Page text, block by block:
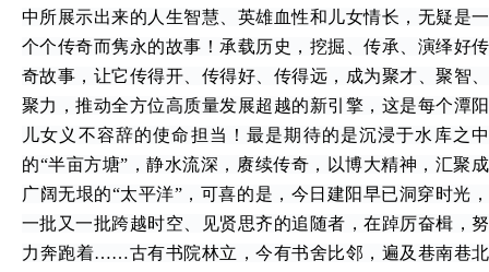
中所展示出来的人生智慧、英雄血性和儿女情长，无疑是一
个个传奇而隽永的故事！承载历史，挖掘、传承、演绎好传
奇故事，让它传得开、传得好、传得远，成为聚才、聚智、
聚力，推动全方位高质量发展超越的新引擎，这是每个潭阳
儿女义不容辞的使命担当！最是期待的是沉浸于水库之中
的“半亩方塘”，静水流深，赓续传奇，以博大精神，汇聚成
广阔无垠的“太平洋”，可喜的是，今日建阳早已洞穿时光，
一批又一批跨越时空、见贤思齐的追随者，在踔厉奋楫，努
力奔跑着……古有书院林立，今有书舍比邻，遍及巷南巷北